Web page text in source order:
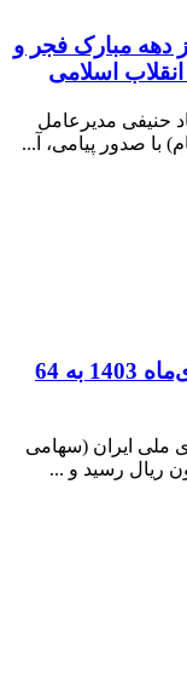
دهه مبارک فجر و
اسلامی
حنیفی مدیرعامل
با صدور پیامی، آ...
ارزش پـرتفوی بورسی “ونیکی” در دی‌ماه 1403 به 64
ملی ایران (سهامی